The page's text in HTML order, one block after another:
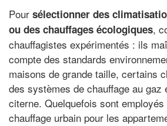
Pour sélectionner des
ou des chauffages écologiques,
chauffagistes expérimentés : ils
compte des standards
maisons de grande taille, certains
des systèmes de chauffage au gaz
citerne. Quelquefois sont
chauffage urbain pour les